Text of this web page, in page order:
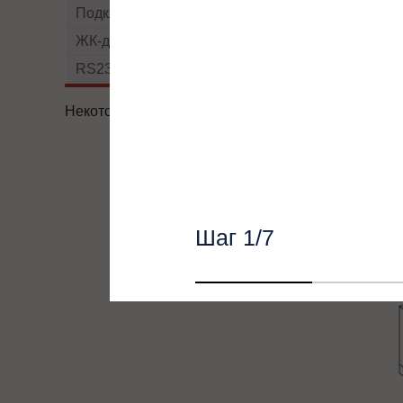
Подключение внешних АКБ
ЖК-дисплей
RS232
Некоторые характеристики товара могут
Шаг 1/7